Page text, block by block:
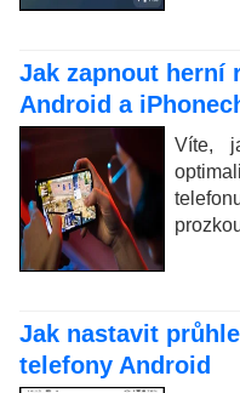
Jak zapnout herní
Android a
Víte,
Jak nastavit
telefony Android